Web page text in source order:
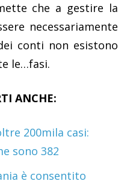
che a gestire la
necessariamente
conti non esistono
le…fasi.
ANCHE:
200mila casi:
sono 382
è consentito